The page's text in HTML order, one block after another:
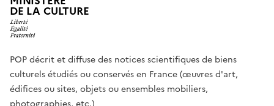
DE LA CULTURE
POP décrit et diffuse des notices scientifiques de biens
culturels étudiés ou conservés en France (œuvres d'art,
édifices ou sites, objets ou ensembles mobiliers,